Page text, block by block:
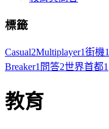
標籤
Casual2Multiplayer1街機1
Breaker1 問答2世界首都1
教育